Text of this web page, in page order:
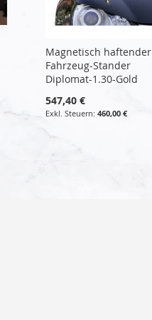
Magnetisch haftender
Fahrzeug-Stander
Diplomat-1.30-Gold
547,40 €
460,00 €